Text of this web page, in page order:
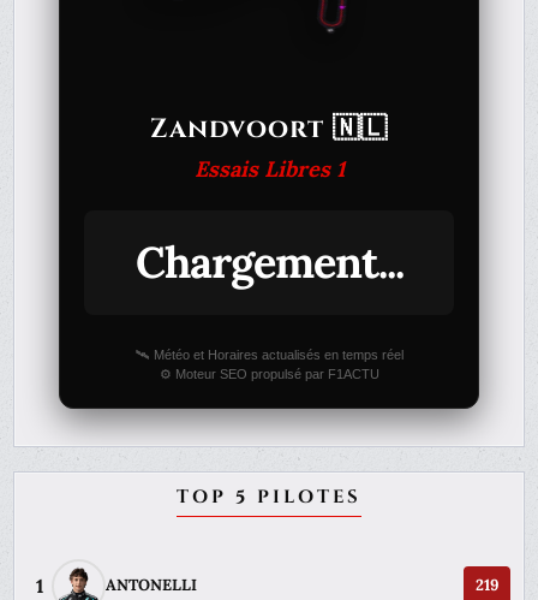
Zandvoort 🇳🇱
Essais Libres 1
Chargement...
🛰️ Météo et Horaires actualisés en temps réel
⚙️ Moteur SEO propulsé par F1ACTU
TOP 5 PILOTES
1 ANTONELLI 219